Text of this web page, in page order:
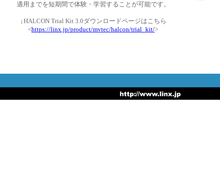
適用までを短期間で体験・学習することが可能です。
↓HALCON Trial Kit 3.0ダウンロードページはこちら
<https://linx.jp/product/mvtec/halcon/trial_kit/>